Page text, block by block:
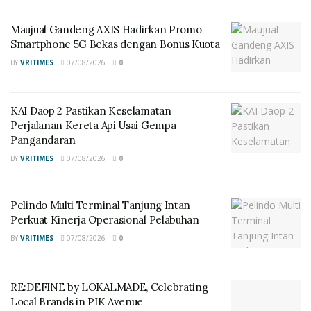
Maujual Gandeng AXIS Hadirkan Promo
Smartphone 5G Bekas dengan Bonus Kuota
KAI Daop 2 Pastikan Keselamatan Perjalanan Kereta
Penghargaan ini menjadi bukti komitmen BRI Finance
dalam melaksanakan transformasi model bisnis,
memperluas portofolio produk, dan memperkuat
strategis telah dilakukan, mulai dari digitalisasi proses
bisnis, pengembangan produk pembiayaan yang lebih
variatif, hingga penerapan prinsip tata kelola yang baik
Corporate Secretary BRI Finance, Aditia Fakhri
Ramadhani, menyampaikan apresiasi atas
Maujual Gandeng AXIS Hadirkan Promo
Smartphone 5G Bekas dengan Bonus Kuota
BY VRITIMES 07/08/2026 0
KAI Daop 2 Pastikan Keselamatan
Perjalanan Kereta Api Usai Gempa
Pangandaran
BY VRITIMES 07/08/2026 0
Pelindo Multi Terminal Tanjung Intan
Perkuat Kinerja Operasional Pelabuhan
BY VRITIMES 07/08/2026 0
RE:DEFINE by LOKALMADE, Celebrating
Local Brands in PIK Avenue